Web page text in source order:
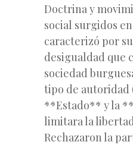
Doctrina y
social surgidos
caracterizó por
desigualdad que
sociedad
tipo de autoridad
**Estado** y la
limitara la
Rechazaron la